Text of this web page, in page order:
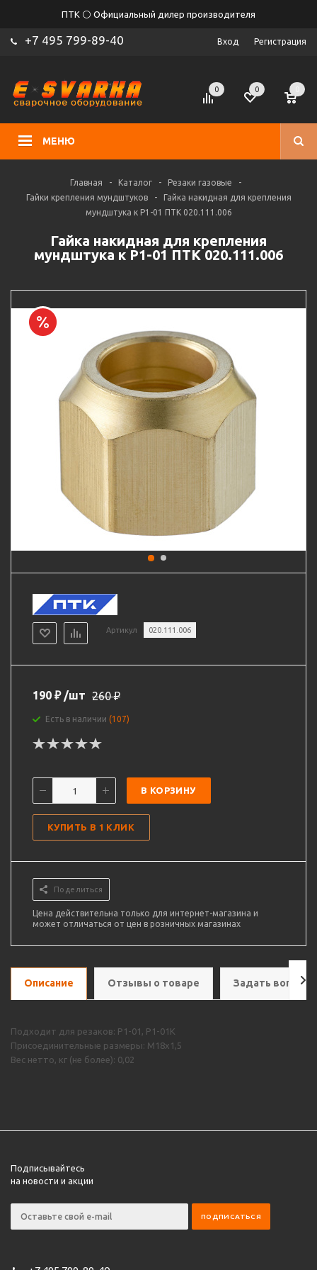
ПТК ⚪ Официальный дилер производителя
+7 495 799-89-40 Вход Регистрация
МЕНЮ
0 0
Главная - Каталог - Резаки газовые
-
Гайки крепления мундштуков
-
Гайка накидная для крепления
мундштука к Р1-01 ПТК 020.111.006
Гайка накидная для крепления
мундштука к Р1-01 ПТК 020.111.006
Артикул 020.111.006
190 ₽ /шт 260₽
Есть в наличии (107)
В КОРЗИНУ
КУПИТЬ В 1 КЛИК
Поделиться
Цена действительна только для интернет-магазина и
может отличаться от цен в розничных магазинах
Описание Отзывы о товаре Задать вопрос
Подходит для резаков: Р1-01, Р1-01К
Присоединительные размеры: М18х1,5
Вес нетто, кг (не более): 0,02
Подписывайтесь
на новости и акции